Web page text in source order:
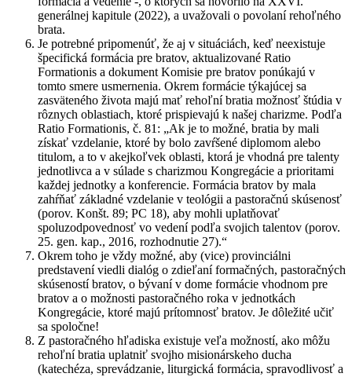
generálnej kapitule (2022), a uvažovali o povolaní rehoľného
brata.
Je potrebné pripomenúť, že aj v situáciách, keď neexistuje
špecifická formácia pre bratov, aktualizované Ratio
Formationis a dokument Komisie pre bratov ponúkajú v
tomto smere usmernenia. Okrem formácie týkajúcej sa
zasväteného života majú mať rehoľní bratia možnosť štúdia v
rôznych oblastiach, ktoré prispievajú k našej charizme. Podľa
Ratio Formationis, č. 81: „Ak je to možné, bratia by mali
získať vzdelanie, ktoré by bolo zavŕšené diplomom alebo
titulom, a to v akejkoľvek oblasti, ktorá je vhodná pre talenty
jednotlivca a v súlade s charizmou Kongregácie a prioritami
každej jednotky a konferencie. Formácia bratov by mala
zahŕňať základné vzdelanie v teológii a pastoračnú skúsenosť
(porov. Konšt. 89; PC 18), aby mohli uplatňovať
spoluzodpovednosť vo vedení podľa svojich talentov (porov.
25. gen. kap., 2016, rozhodnutie 27).“
Okrem toho je vždy možné, aby (vice) provinciálni
predstavení viedli dialóg o zdieľaní formačných, pastoračných
skúseností bratov, o bývaní v dome formácie vhodnom pre
bratov a o možnosti pastoračného roka v jednotkách
Kongregácie, ktoré majú prítomnosť bratov. Je dôležité učiť
sa spoločne!
Z pastoračného hľadiska existuje veľa možností, ako môžu
rehoľní bratia uplatniť svojho misionárskeho ducha
(katechéza, sprevádzanie, liturgická formácia, spravodlivosť a